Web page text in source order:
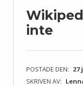
inte
POSTADE DEN: 27
SKRIVEN AV: